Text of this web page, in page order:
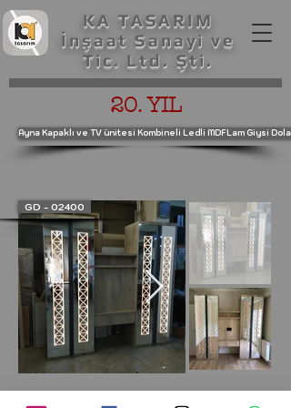
KA TASARIM
İnşaat Sanayi ve
Tic. Ltd. Şti.
20. YIL
Ayna Kapaklı ve TV ünitesi Kombineli Ledli MDFLam Giysi
GD - 02400